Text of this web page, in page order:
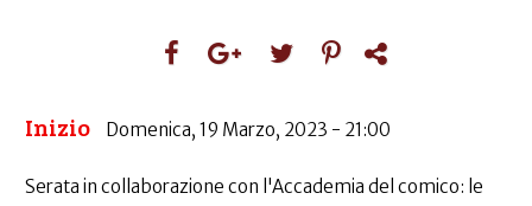
Inizio Domenica, 19 Marzo, 2023 - 21:00
Serata in collaborazione con l'Accademia del comico: le